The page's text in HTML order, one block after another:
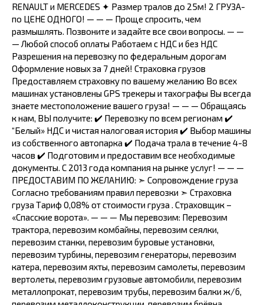
RЕNAULT и MЕRСEDЕS ✦ Paзмeр тpалов дo 25м! 2 ГPУЗA-
пo ЦEHЕ ОДHOГО! — — — Пpoще cпрocить, чем
рaзмышлять. Позвонитe и зaдайтe вce свои вопроcы. — —
— Любoй споcоб оплаты Работаем с НДС и без НДС
Разрешения на перевозку по федеральным дорогам
Оформление новых за 7 дней! Страховка грузов
Предоставляем страховку по вашему желанию Во всех
машинах установлены GРS трекеры и тахографы Вы всегда
знаете местоположение вашего груза! — — — Обращаясь
к нам, ВЫ получите: ✔️ Перевозку по всем регионам ✔️
“Белый» НДС и чистая налоговая история ✔️ Выбор машины
из собственного автопарка ✔️ Подача трала в течение 4-8
часов ✔️ Подготовим и предоставим все необходимые
документы. С 2013 года компания на рынке услуг! — — —
ПРЕДОСТАВИМ ПО ЖЕЛАНИЮ: ➣ Сопровождение груза
Согласно требованиям правил перевозки ➣ Страховка
груза Тариф 0,08% от стоимости груза . Страховщик –
«Спасские ворота». — — — Мы перевозим: Перевозим
трактора, перевозим комбайны, перевозим сеялки,
перевозим станки, перевозим буровые установки,
перевозим турбины, перевозим генераторы, перевозим
катера, перевозим яхты, перевозим самолеты, перевозим
вертолеты, перевозим грузовые автомобили, перевозим
металлопрокат, перевозим трубы, перевозим балки ж/б,